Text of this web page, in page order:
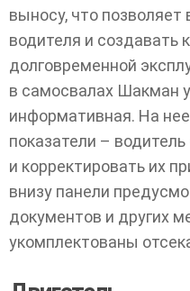
выносу, что
водителя и создавать
долговременной
в самосвалах Шакман
информативная. На
показатели –
и корректировать их
внизу панели
документов и других
укомплектованы